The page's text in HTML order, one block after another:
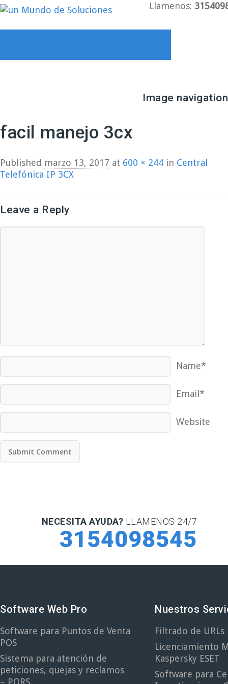
Llamenos:
Image navigation
facil manejo 3cx
Published marzo 13, 2017 at 600 × 244 in Central
Telefónica IP 3CX
Leave a Reply
Name*
Email*
Website
NECESITA AYUDA? LLAMENOS 24/7
3154098545
Software Web Pro
Software para Puntos de Venta
POS
Sistema para atención de
peticiones, quejas y reclamos
– PQRS
Nuestros
Filtrado de
Licenciamiento
Kaspersky ESET
Software para